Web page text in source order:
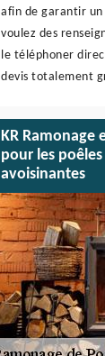
afin de garantir
voulez des
le téléphoner
devis totalement
KR Ramonage
pour les
avoisinantes